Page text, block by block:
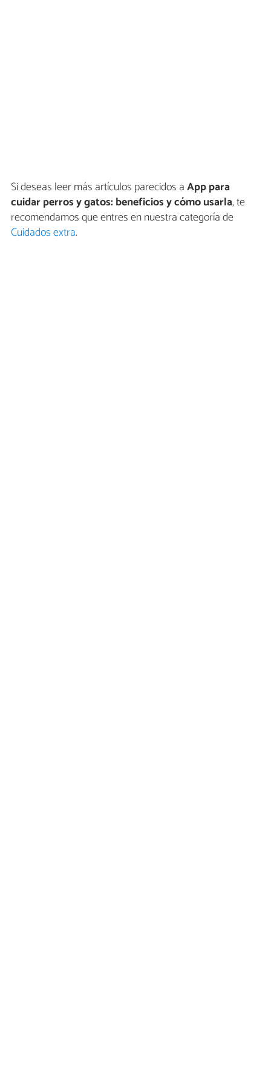
Si deseas leer más artículos parecidos aApp para
cuidar perros y gatos: beneficios y cómo usarla, te
recomendamos que entres en nuestra categoría de
Cuidados extra.